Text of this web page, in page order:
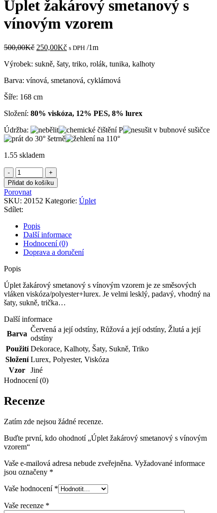
500,00Kč.250,00Kč.
Úplet žakárový smetanový s
vínovým vzorem
500,00Kč Původní
byla:
250,00KčAktuální
je:
s DPH /1m
Výrobek: sukně, šaty, triko, rolák, tunika, kalhoty
Barva: vínová, smetanová, cyklámová
Šíře: 168 cm
Složení: 80% viskóza, 12% PES, 8% lurex
Údržba:
1.55 skladem
Úplet
žakárový
smetanový
s
vínovým
vzorem
množství
Přidat do košíku
Porovnat
SKU: 20152 Kategorie: Úplet
Sdílet:
Popis
Další informace
Hodnocení (0)
Doprava a doručení
Popis
Úplet žakárový smetanový s vínovým vzorem je ze směsových
vláken viskóza/polyester+lurex. Je velmi lesklý, padavý, vhodný na
šaty, sukně, trička…
Další informace
Barva
Červená a její odstíny, Růžová a její odstíny, Žlutá a její
odstíny
Použití Dekorace, Kalhoty, Šaty, Sukně, Triko
Složení Lurex, Polyester, Viskóza
Vzor
Jiné
Hodnocení (0)
Recenze
Zatím zde nejsou žádné recenze.
Buďte první, kdo ohodnotí „Úplet žakárový smetanový s vínovým
vzorem“
Vaše e-mailová adresa nebude zveřejněna. Vyžadované informace
jsou označeny *
Vaše hodnocení *
Vaše recenze *